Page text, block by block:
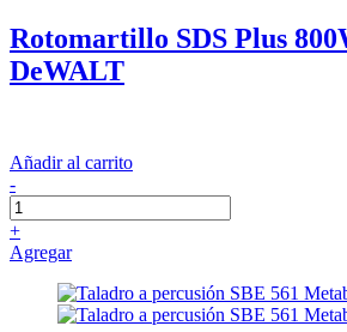
Rotomartillo SDS Plus
DeWALT
Añadir al carrito
-
+
Agregar